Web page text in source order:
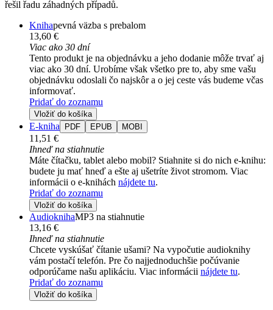
řešil řadu záhadných případů.
Knihapevná väzba s prebalom
13,60 €
Viac ako 30 dní
Tento produkt je na objednávku a jeho dodanie môže trvať aj
viac ako 30 dní. Urobíme však všetko pre to, aby sme vašu
objednávku odoslali čo najskôr a o jej ceste vás budeme včas
informovať.
Pridať do zoznamu
Vložiť do košíka
E-kniha PDF EPUB MOBI
11,51 €
Ihneď na stiahnutie
Máte čítačku, tablet alebo mobil? Stiahnite si do nich e-knihu:
budete ju mať hneď a ešte aj ušetríte život stromom. Viac
informácii o e-knihách nájdete tu.
Pridať do zoznamu
Vložiť do košíka
AudioknihaMP3 na stiahnutie
13,16 €
Ihneď na stiahnutie
Chcete vyskúšať čítanie ušami? Na vypočutie audioknihy
vám postačí telefón. Pre čo najjednoduchšie počúvanie
odporúčame našu aplikáciu. Viac informácii nájdete tu.
Pridať do zoznamu
Vložiť do košíka